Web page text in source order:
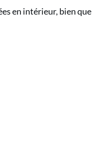
en intérieur, bien que